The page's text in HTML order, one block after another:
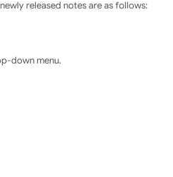
released notes are as follows:
down menu.